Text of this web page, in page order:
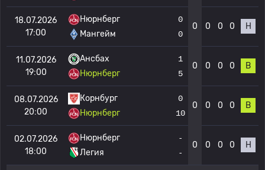
18.07.2026
17:00
Нюрнберг
Мангейм
0
0
0 0 0 0 Н
11.07.2026
19:00
Ансбах
Нюрнберг
1
5
0 0 0 0 В
08.07.2026
20:00
Корнбург
Нюрнберг
0
10
0 0 0 0 В
02.07.2026
18:00
Нюрнберг
Легия
-
-
0 0 0 0 Н